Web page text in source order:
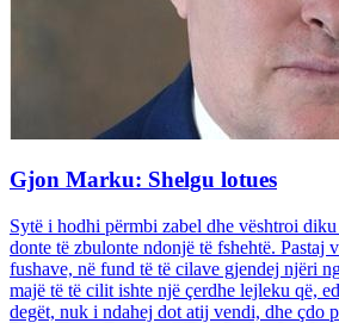
Gjon Marku: Shelgu lotues
Sytë i hodhi përmbi zabel dhe vështroi
donte të zbulonte ndonjë të fshehtë. Pastaj
fushave, në fund të të cilave gjendej njëri
majë të të cilit ishte një çerdhe lejleku që,
degët, nuk i ndahej dot atij vendi, dhe çdo